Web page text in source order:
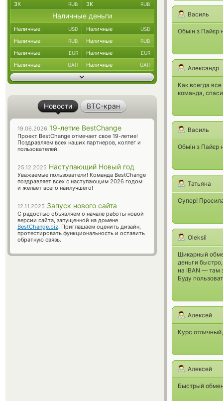
Василь
Обмін з Пайєр
Александр
Как всегда
команда,
Василь
Обмін з Пайєр
Татьяна
Супер!
Oleksii
Шикарный
деньги
на IBAN — там
Буду
Алексей
Курс
Алексей
Быстрый
ЗК RUB ЗК RUB
Наличные деньги
Наличные USD Наличные USD
Наличные RUB Наличные RUB
Наличные EUR Наличные EUR
Наличные UAH Наличные UAH
Новости BTC-кран
19.06.2026 19-летие BestChange
Проект BestChange отмечает свое 19-летие!
Поздравляем всех наших партнеров, коллег и
пользователей.
25.12.2025 Наступающий Новый год
Уважаемые пользователи! Команда BestChange
поздравляет всех с наступающим 2026 годом
и желает всего наилучшего!
12.11.2025 Запуск нового сайта
С радостью объявляем о начале работы новой
версии сайта, запущенной на домене
BestChange.biz. Приглашаем оценить дизайн,
протестировать функциональность и оставить
обратную связь.